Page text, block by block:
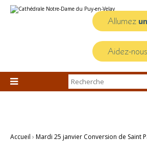
au
personnels
Allumez
Aidez-

Chercher par
Recherche
Accueil › Mardi 25 janvier Conversion de Saint